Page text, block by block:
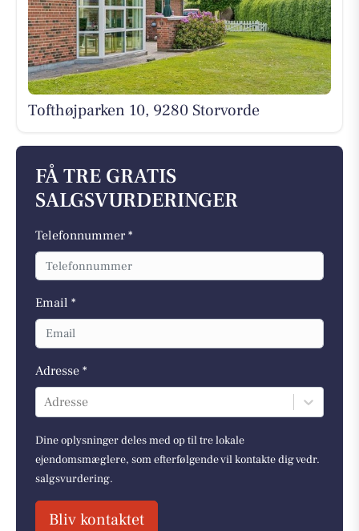
Tofthøjparken 10, 9280 Storvorde
FÅ TRE GRATIS
SALGSVURDERINGER
Telefonnummer *
Email *
Adresse *
Adresse
Dine oplysninger deles med op til tre lokale
ejendomsmæglere, som efterfølgende vil kontakte dig vedr.
salgsvurdering.
Bliv kontaktet